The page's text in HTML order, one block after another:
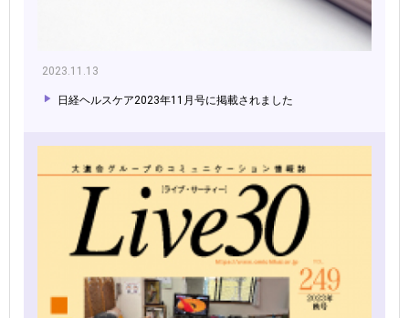
2023.11.13
日経ヘルスケア2023年11月号に掲載されました